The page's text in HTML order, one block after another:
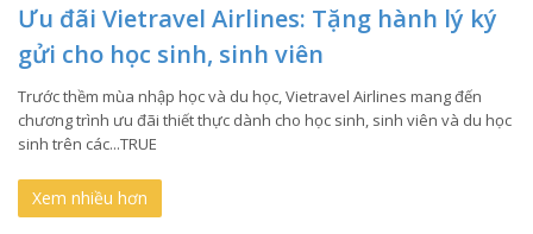
Ưu đãi Vietravel Airlines: Tặng hành lý ký
gửi cho học sinh, sinh viên
Trước thềm mùa nhập học và du học, Vietravel Airlines mang đến
chương trình ưu đãi thiết thực dành cho học sinh, sinh viên và du học
sinh trên các...TRUE
Xem nhiều hơn